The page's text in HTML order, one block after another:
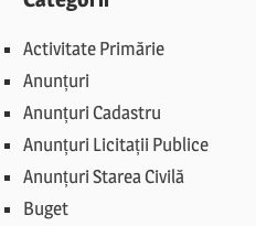
Activitate Primărie
Anunțuri
Anunțuri Cadastru
Anunțuri Licitații Publice
Anunțuri Starea Civilă
Buget